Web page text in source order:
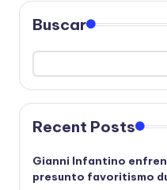
Buscar
Recent Posts
Gianni Infantino
presunto favoritismo